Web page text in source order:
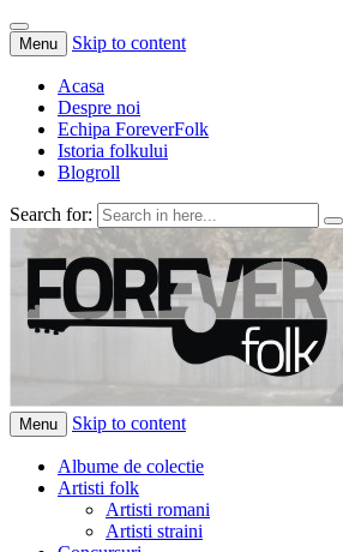
Menu Skip to content
Acasa
Despre noi
Echipa ForeverFolk
Istoria folkului
Blogroll
Search for:
ForeverFolk
Muzica sufletului tau
Menu Skip to content
Albume de colectie
Artisti folk
Artisti romani
Artisti straini